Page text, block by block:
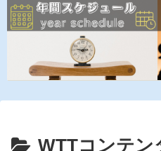
WTTコンテン